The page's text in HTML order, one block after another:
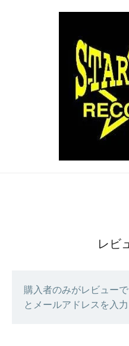
レビ
購入者のみがレビュー
とメールアドレスを入